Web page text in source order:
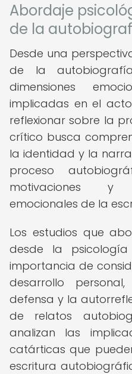
Abordaje
de la
Desde una
de la
dimensiones
implicadas en el
reflexionar sobre la
crítico busca
la identidad y la
proceso
motivaciones y
emocionales de la
Los estudios que
desde la
importancia de
desarrollo
defensa y la
de relatos
analizan las
catárticas que
escritura